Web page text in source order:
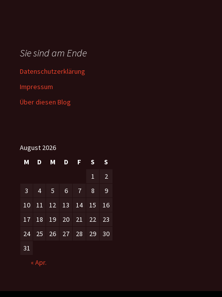
Sie sind am Ende
Datenschutzerklärung
Impressum
Über diesen Blog
August 2026
M
D M D F S
S
1
2
3
4 5 6 7 8
9
10
11 12 13 14 15
16
17
18 19 20 21 22
23
24
25 26 27 28 29
30
31
« Apr.